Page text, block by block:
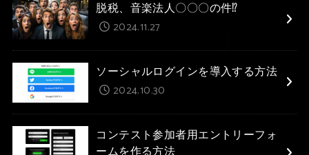
脱税、音楽法人〇〇〇の件⁉
2024.11.27
ソーシャルログインを導入する方法
2024.10.30
コンテスト参加者用エントリーフォ
ームを作る方法